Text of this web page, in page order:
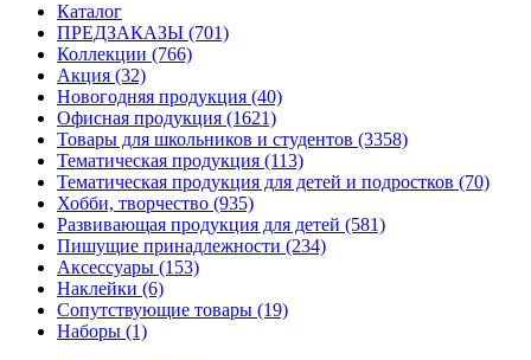
Каталог
ПРЕДЗАКАЗЫ (701)
Коллекции (766)
Акция (32)
Новогодняя продукция (40)
Офисная продукция (1621)
Товары для школьников и студентов (3358)
Тематическая продукция (113)
Тематическая продукция для детей и подростков (70)
Хобби, творчество (935)
Развивающая продукция для детей (581)
Пишущие принадлежности (234)
Аксессуары (153)
Наклейки (6)
Сопутствующие товары (19)
Наборы (1)